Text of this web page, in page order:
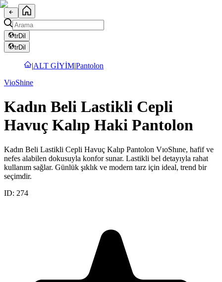
trDil
trDil
|ALT GİYİM|Pantolon
VioShine
Kadın Beli Lastikli Cepli
Havuç Kalıp Haki Pantolon
Kadın Beli Lastikli Cepli Havuç Kalıp Pantolon VıoShıne, hafif ve
nefes alabilen dokusuyla konfor sunar. Lastikli bel detayıyla rahat
kullanım sağlar. Günlük şıklık ve modern tarz için ideal, trend bir
seçimdir.
ID: 274